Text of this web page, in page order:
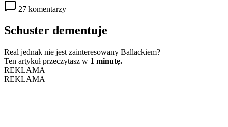
27 komentarzy
Schuster dementuje
Real jednak nie jest zainteresowany Ballackiem?
Ten artykuł przeczytasz w 1 minutę.
REKLAMA
REKLAMA